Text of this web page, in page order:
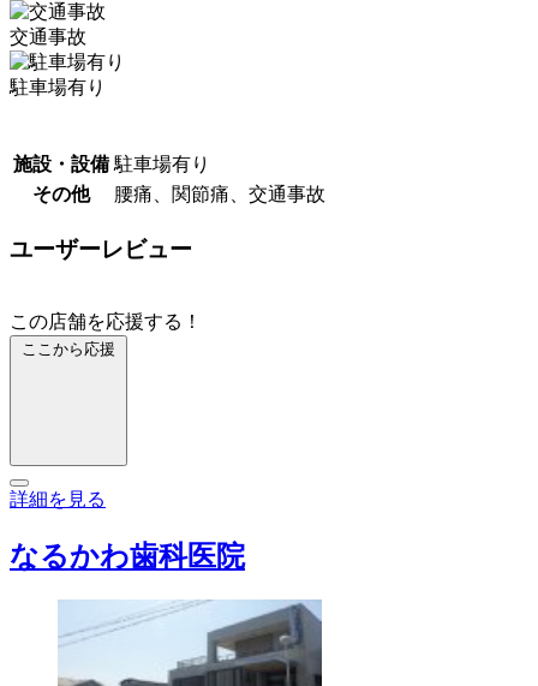
交通事故
駐車場有り
施設・設備 駐車場有り
その他
腰痛、関節痛、交通事故
ユーザーレビュー
この店舗を応援する！
ここから応援
詳細を見る
なるかわ歯科医院